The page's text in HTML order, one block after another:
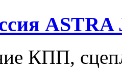
ASTRA
КПП,